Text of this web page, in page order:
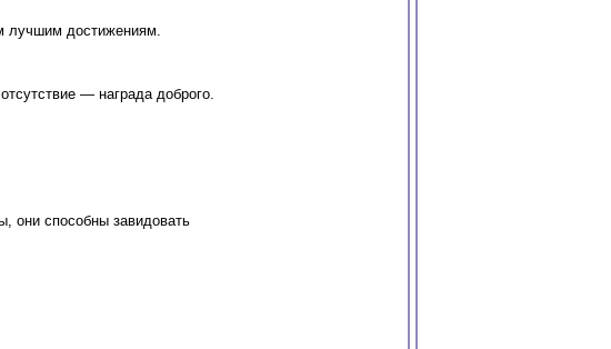
лучшим достижениям.
— награда доброго.
они способны завидовать